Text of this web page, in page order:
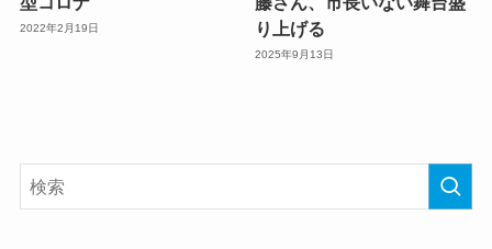
2022年2月19日
り上げる
2025年9月13日